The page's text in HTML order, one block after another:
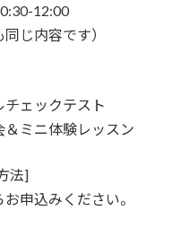
12:00
じ内容です）
チェックテスト
＆ミニ体験レッスン
法]
お申込みください。